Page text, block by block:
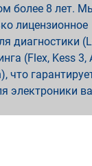
более 8 лет.
лицензионное
диагностики
(Flex, Kess 3,
что
электроники